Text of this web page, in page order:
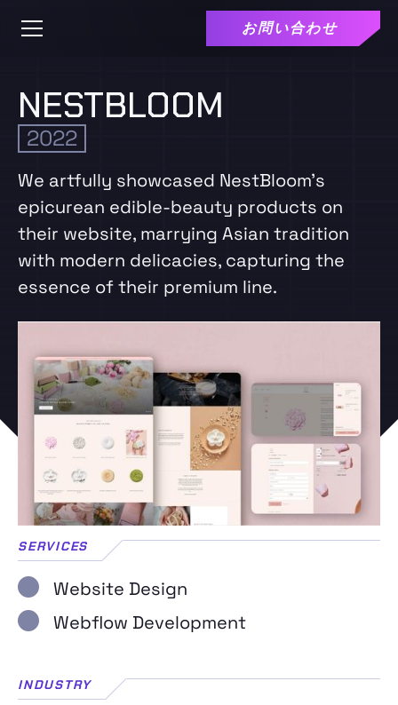
お問い合わせ
NESTBLOOM
2022
We artfully showcased NestBloom's
epicurean edible-beauty products on
their website, marrying Asian tradition
with modern delicacies, capturing the
essence of their premium line.
SERVICES
Website Design
Webflow Development
INDUSTRY